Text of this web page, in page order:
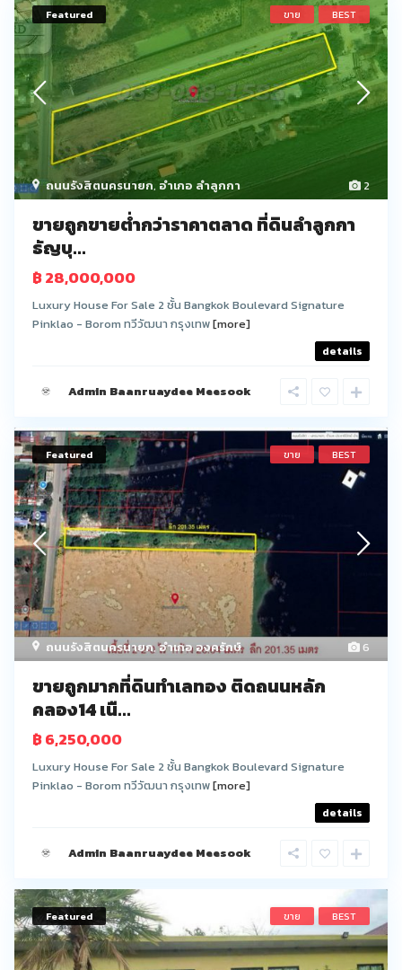
2
ถนนรังสิตนครนายก,อำเภอ ลำลูกกา
Featured ขาย BEST
ขายถูกขายต่ำกว่าราคาตลาด ที่ดินลำลูกกา
ธัญบุ...
฿ 28,000,000
Luxury House For Sale 2 ชั้น Bangkok Boulevard Signature
Pinklao - Borom ทวีวัฒนา กรุงเทพ[more]
details
Admin Baanruaydee Meesook
6
ถนนรังสิตนครนายก,อำเภอ องครักษ์
Featured ขาย BEST
ขายถูกมากที่ดินทำเลทอง ติดถนนหลัก
คลอง14 เนื...
฿ 6,250,000
Luxury House For Sale 2 ชั้น Bangkok Boulevard Signature
Pinklao - Borom ทวีวัฒนา กรุงเทพ[more]
details
Admin Baanruaydee Meesook
Featured ขาย BEST